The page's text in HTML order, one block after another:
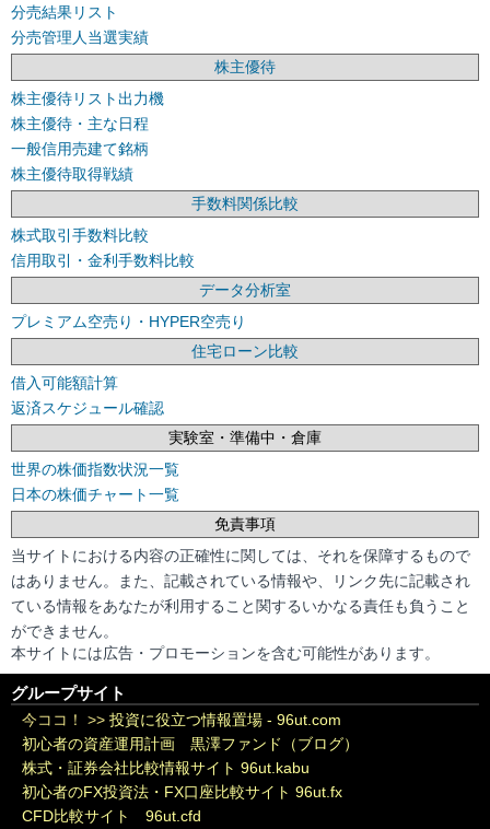
分売結果リスト
分売管理人当選実績
株主優待
株主優待リスト出力機
株主優待・主な日程
一般信用売建て銘柄
株主優待取得戦績
手数料関係比較
株式取引手数料比較
信用取引・金利手数料比較
データ分析室
プレミアム空売り・HYPER空売り
住宅ローン比較
借入可能額計算
返済スケジュール確認
実験室・準備中・倉庫
世界の株価指数状況一覧
日本の株価チャート一覧
免責事項
当サイトにおける内容の正確性に関しては、それを保障するもので
はありません。また、記載されている情報や、リンク先に記載され
ている情報をあなたが利用すること関するいかなる責任も負うこと
ができません。
本サイトには広告・プロモーションを含む可能性があります。
グループサイト
今ココ！ >> 投資に役立つ情報置場 - 96ut.com
初心者の資産運用計画 黒澤ファンド（ブログ）
株式・証券会社比較情報サイト 96ut.kabu
初心者のFX投資法・FX口座比較サイト 96ut.fx
CFD比較サイト 96ut.cfd